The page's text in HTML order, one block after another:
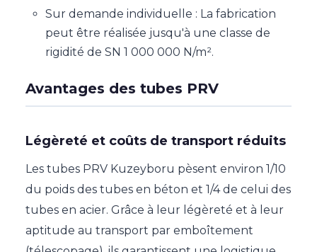
Sur demande individuelle : La fabrication
peut être réalisée jusqu'à une classe de
rigidité de SN 1 000 000 N/m².
Avantages des tubes PRV
Légèreté et coûts de transport réduits
Les tubes PRV Kuzeyboru pèsent environ 1/10
du poids des tubes en béton et 1/4 de celui des
tubes en acier. Grâce à leur légèreté et à leur
aptitude au transport par emboîtement